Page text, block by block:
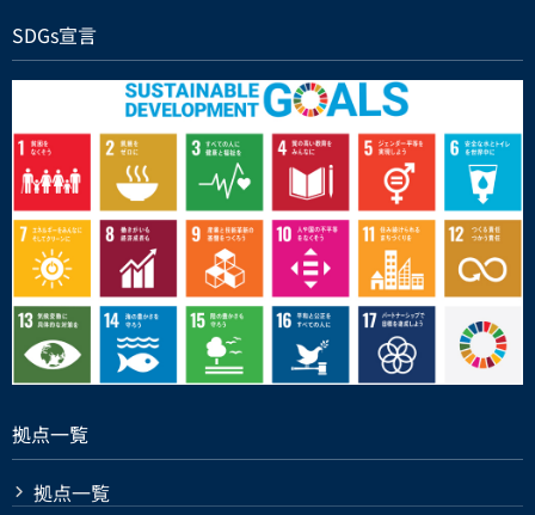
SDGs宣言
拠点一覧
拠点一覧